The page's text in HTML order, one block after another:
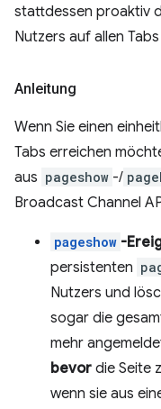
stattdessen proaktiv
Nutzers auf allen
Anleitung
Wenn Sie einen
Tabs erreichen
aus pageshow -/
Broadcast Channel
pageshow -
persistenten
Nutzers und
sogar die
mehr
bevor die Seite
wenn sie aus